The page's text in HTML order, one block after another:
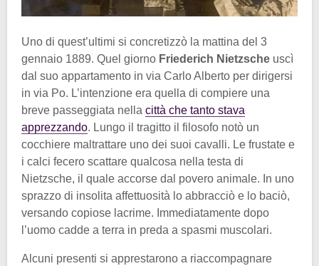
Uno di quest’ultimi si concretizzò la mattina del 3
gennaio 1889. Quel giorno Friederich Nietzsche uscì
dal suo appartamento in via Carlo Alberto per dirigersi
in via Po. L’intenzione era quella di compiere una
breve passeggiata nella città che tanto stava
apprezzando. Lungo il tragitto il filosofo notò un
cocchiere maltrattare uno dei suoi cavalli. Le frustate e
i calci fecero scattare qualcosa nella testa di
Nietzsche, il quale accorse dal povero animale. In uno
sprazzo di insolita affettuosità lo abbracciò e lo baciò,
versando copiose lacrime. Immediatamente dopo
l’uomo cadde a terra in preda a spasmi muscolari.
Alcuni presenti si apprestarono a riaccompagnare